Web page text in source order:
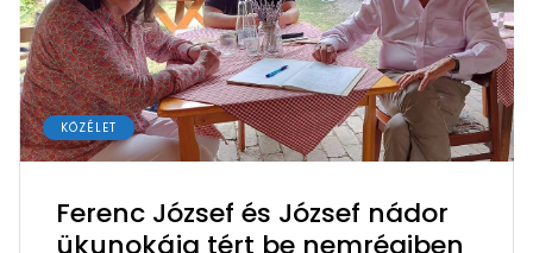
KÖZÉLET
Ferenc József és József nádor
ükunokája tért be nemrégiben